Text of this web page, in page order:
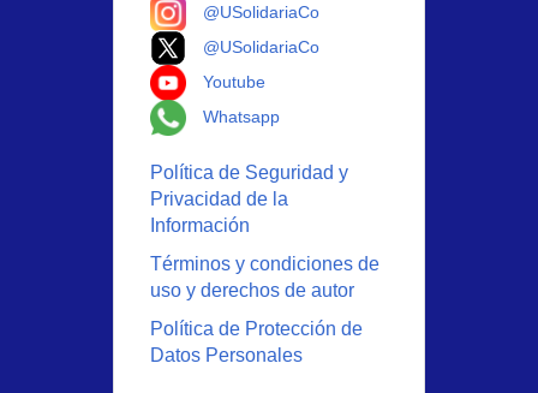
@USolidariaCo
@USolidariaCo
Youtube
Whatsapp
Política de Seguridad y
Privacidad de la
Información
Términos y condiciones de
uso y derechos de autor
Política de Protección de
Datos Personales